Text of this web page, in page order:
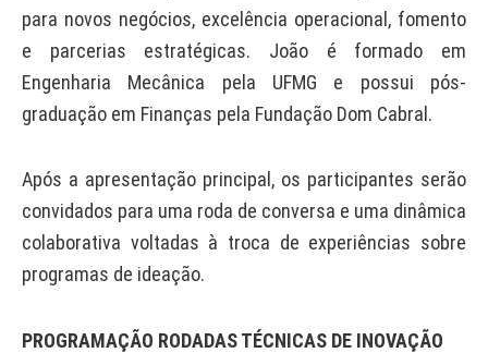
para novos negócios, excelência operacional, fomento
e parcerias estratégicas. João é formado em
Engenharia Mecânica pela UFMG e possui pós-
graduação em Finanças pela Fundação Dom Cabral.
Após a apresentação principal, os participantes serão
convidados para uma roda de conversa e uma dinâmica
colaborativa voltadas à troca de experiências sobre
programas de ideação.
PROGRAMAÇÃO RODADAS TÉCNICAS DE INOVAÇÃO